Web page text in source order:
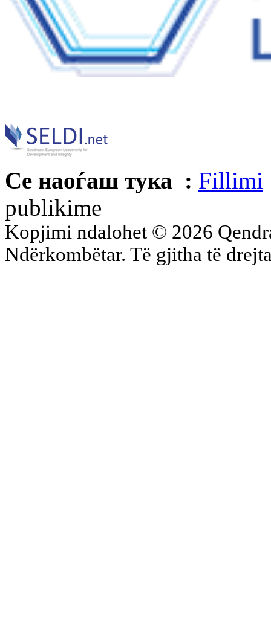
Се наоѓаш тука : Fillimi
publikime
Kopjimi ndalohet © 2026
Ndërkombëtar. Të gjitha të